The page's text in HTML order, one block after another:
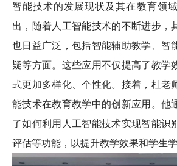
智能技术的发展现状及其在教育领
出，随着人工智能技术的不断进步，
也日益广泛，包括智能辅助教学、智
疑等方面。这些应用不仅提高了教学
式更加多样化、个性化。接着，杜老
能技术在教育教学中的创新应用。他
了如何利用人工智能技术实现智能识
评估等功能，以提升教学效果和学生学